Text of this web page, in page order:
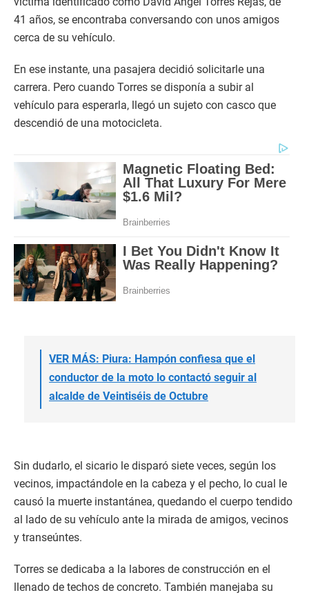
41 años, se encontraba conversando con unos amigos
cerca de su vehículo.
En ese instante, una pasajera decidió solicitarle una
carrera. Pero cuando Torres se disponía a subir al
vehículo para esperarla, llegó un sujeto con casco que
descendió de una motocicleta.
VER MÁS: Piura: Hampón confiesa que el
conductor de la moto lo contactó seguir al
alcalde de Veintiséis de Octubre
Sin dudarlo, el sicario le disparó siete veces, según los
vecinos, impactándole en la cabeza y el pecho, lo cual le
causó la muerte instantánea, quedando el cuerpo tendido
al lado de su vehículo ante la mirada de amigos, vecinos
y transeúntes.
Torres se dedicaba a la labores de construcción en el
llenado de techos de concreto. También manejaba su